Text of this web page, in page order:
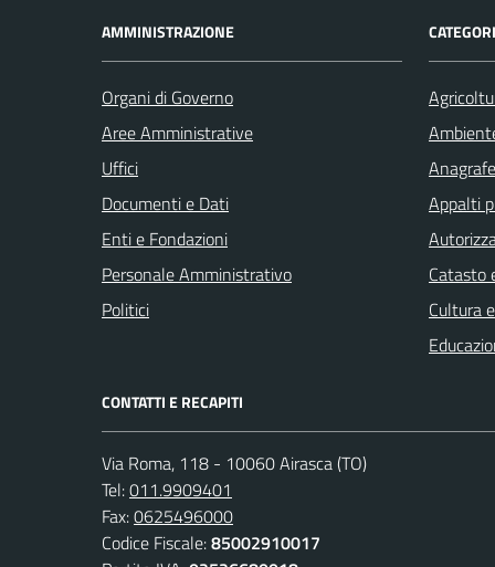
AMMINISTRAZIONE
Organi di Governo
Aree Amministrative
Uffici
Documenti e Dati
Enti e Fondazioni
Personale Amministrativo
Politici
Appalti
Catasto
Cultura
CONTATTI E RECAPITI
Via Roma, 118 - 10060 Airasca (TO)
Tel:011.9909401
Fax:0625496000
Codice Fiscale:85002910017